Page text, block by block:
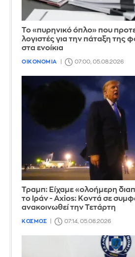
Το «πυρηνικό όπλο» που
λογιστές για την πάταξη της
στα ενοίκια
ΟΙΚΟΝΟΜΙΑ 07:00, 05.08.2026
Τραμπ: Είχαμε «ολοήμερη
το Ιράν - Axios: Κοντά σε
ανακοινωθεί την Τετάρτη
ΚΟΣΜΟΣ 07:14, 05.08.2026